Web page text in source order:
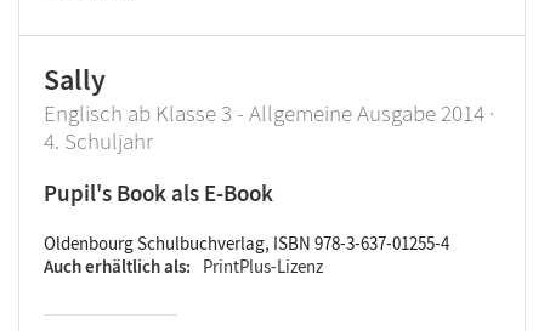
Sally
Englisch ab Klasse 3 - Allgemeine Ausgabe 2014 ·
4. Schuljahr
Pupil's Book als E-Book
Oldenbourg Schulbuchverlag, ISBN 978-3-637-01255-4
Auch erhältlich als
PrintPlus-Lizenz